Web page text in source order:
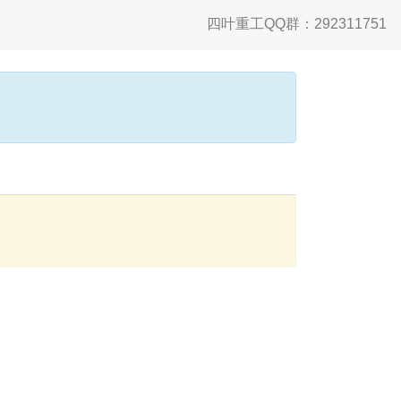
四叶重工QQ群：292311751